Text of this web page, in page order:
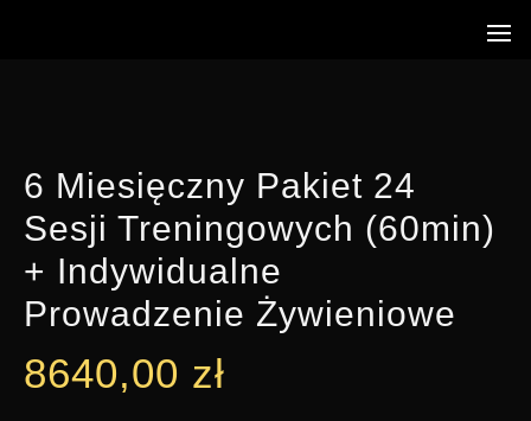
6 Miesięczny Pakiet 24
Sesji Treningowych (60min)
+ Indywidualne
Prowadzenie Żywieniowe
8640,00 zł